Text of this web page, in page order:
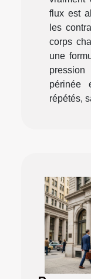
flux est
les
corps
une
périnée
répétés,